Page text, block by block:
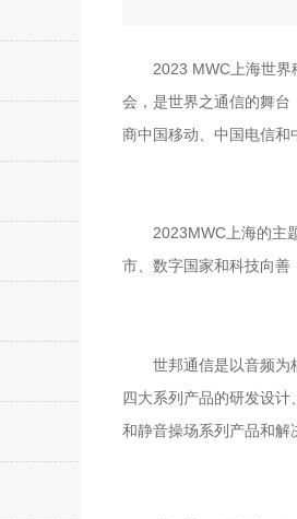
2023 MWC上海世界移
会，是世界之通信的舞
商中国移动、中国电信
2023MWC上海的主题
市、数字国家和科技向
世邦通信是以音频为核
四大系列产品的研发设
和静音操场系列产品和